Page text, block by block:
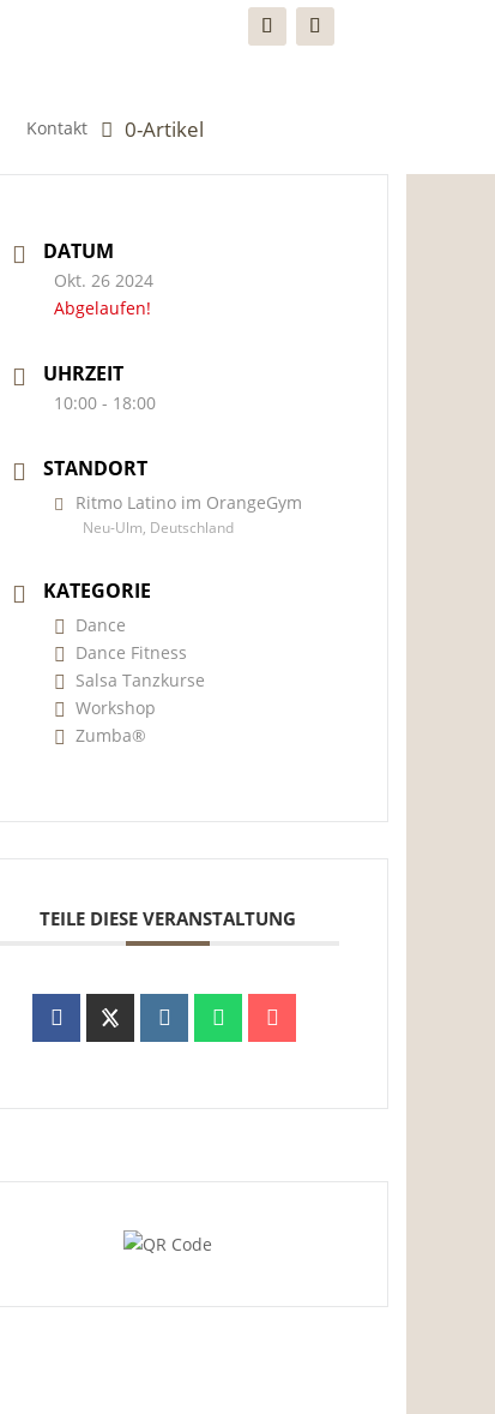
Kontakt 0-Artikel
DATUM
Okt. 26 2024
Abgelaufen!
UHRZEIT
10:00 - 18:00
STANDORT
Ritmo Latino im OrangeGym
Neu-Ulm, Deutschland
KATEGORIE
Dance
Dance Fitness
Salsa Tanzkurse
Workshop
Zumba®
TEILE DIESE VERANSTALTUNG